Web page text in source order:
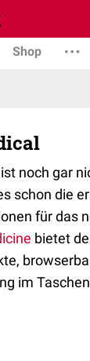
Shop
noch gar
schon die
für das
bietet
im